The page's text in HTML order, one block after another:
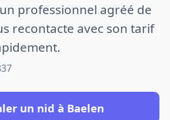
professionnel agréé de
recontacte avec son tarif
un nid à Baelen